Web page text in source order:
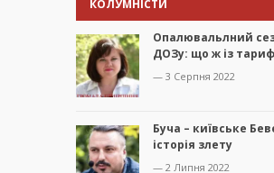
КОЛУМНІСТИ
Опалювальлний
ДОЗу: що ж із
— 3 Серпня 2022
Буча – київське
історія злету
— 2 Липня 2022